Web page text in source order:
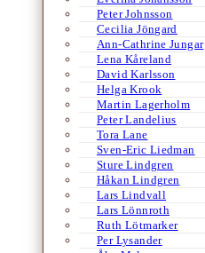
Peter Johnsson
Cecilia Jöngard
Ann-Cathrine Jungar
Lena Kåreland
David Karlsson
Helga Krook
Martin Lagerholm
Peter Landelius
Tora Lane
Sven-Eric Liedman
Sture Lindgren
Håkan Lindgren
Lars Lindvall
Lars Lönnroth
Ruth Lötmarker
Per Lysander